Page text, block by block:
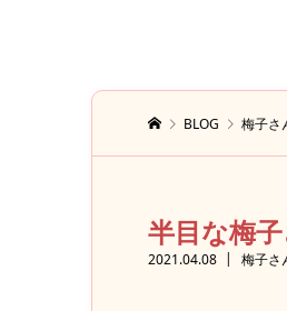
BLOG 梅子
半目な梅
2021.04.08 梅子